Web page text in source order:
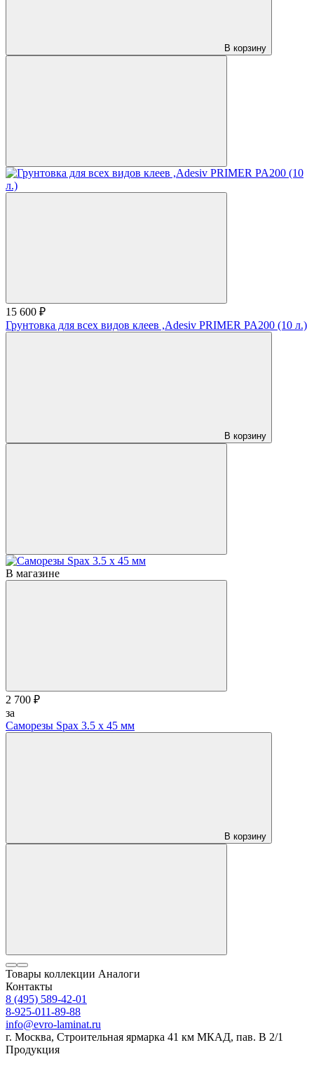
В корзину
15 600 ₽
Грунтовка для всех видов клеев ,Adesiv PRIMER PA200 (10 л.)
В корзину
В магазине
2 700 ₽
за
Саморезы Spax 3.5 х 45 мм
В корзину
Товары коллекции Аналоги
Контакты
8 (495) 589-42-01
8-925-011-89-88
info@evro-laminat.ru
г. Москва, Строительная ярмарка 41 км МКАД, пав. В 2/1
Продукция